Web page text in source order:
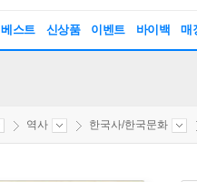
베스트 신상품 이벤트 바이백 매
역사 한국사/한국문화